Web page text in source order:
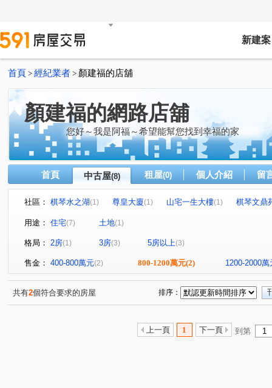
新建案
首頁 > 經紀業者 > 顏建福的店舖
顏建福的網路店舖
您好～我是阿福～希望能幫您找到幸福的家
首頁 中古屋(8) 租屋(0) 個人介紹 留
社區： 棋琴水之湖(1) 尊皇大廈(1) 山宅一生大樓(1)
棋琴文鼎
澄湖路
文山路
用途： 住宅(7) 土地(1)
格局： 2房(1) 3房(3) 5房以上(3)
售金： 400-800萬元(2) 800-1200萬元(2) 1200-2000萬
共有2個符合要求的房屋 排序：
上一頁 1 下一頁 到第